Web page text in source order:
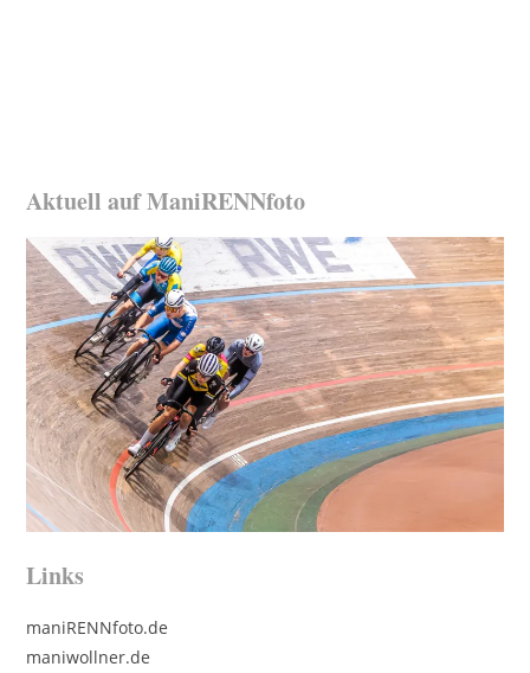
Aktuell auf ManiRENNfoto
Links
maniRENNfoto.de
maniwollner.de